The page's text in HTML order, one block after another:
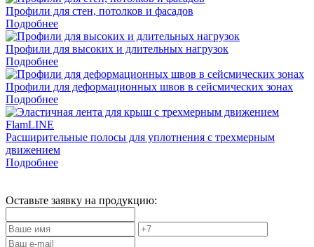
Профили для стен, потолков и фасадов
Подробнее
Профили для высоких и длительных нагрузок
Подробнее
Профили для деформационных швов в сейсмических зонах
Подробнее
Расширительные полосы для уплотнения с трехмерным
движением
Подробнее
Оставьте заявку на продукцию: